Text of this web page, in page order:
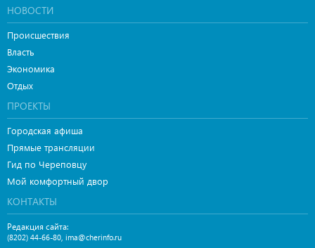
НОВОСТИ
Происшествия
Власть
Экономика
Отдых
ПРОЕКТЫ
Городская афиша
Прямые трансляции
Гид по Череповцу
Мой комфортный двор
КОНТАКТЫ
Редакция сайта:
(8202) 44-66-80, ima@cherinfo.ru